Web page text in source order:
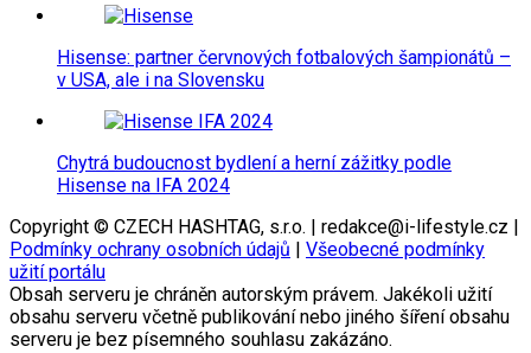
Hisense: partner červnových fotbalových šampionátů –
v USA, ale i na Slovensku
Chytrá budoucnost bydlení a herní zážitky podle
Hisense na IFA 2024
Copyright © CZECH HASHTAG, s.r.o. | redakce@i-lifestyle.cz |
Podmínky ochrany osobních údajů
Všeobecné podmínky
užití portálu
Obsah serveru je chráněn autorským právem. Jakékoli užití
obsahu serveru včetně publikování nebo jiného šíření obsahu
serveru je bez písemného souhlasu zakázáno.